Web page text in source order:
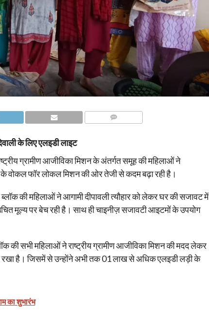
के लिए एलइडी लाइट
ग्रामीण आजीविका मिशन के अंतर्गत समूह की महिलाओं ने
के वोकल फॉर लोकल मिशन की ओर तेजी से कदम बढ़ा रही है।
की महिलाओं ने आगामी दीपावली त्यौहार को लेकर घर की सजावट में
मूल्य पर बेच रही है। साथ ही चाइनीज़ सजावटी आइटमों के उपयोग
की सभी महिलाओं ने राष्ट्रीय ग्रामीण आजीविका मिशन की मदद लेकर
रखा है। जिसमें से उन्होंने अभी तक 01 लाख से अधिक एलइडी लड़ी के
का शुभारंभ